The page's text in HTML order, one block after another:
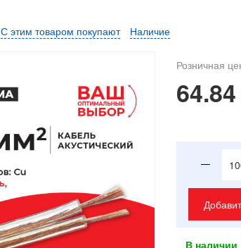
С этим товаром покупают Наличие
Розничная
В наличии